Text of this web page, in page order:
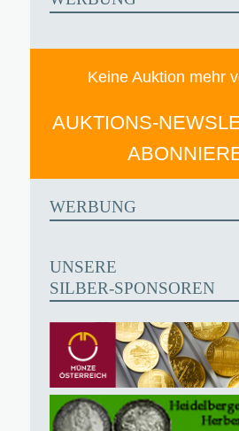
Keine Auktion mehr
AUKTIONS-
WERBUNG
UNSERE
SILBER-SPONSOREN